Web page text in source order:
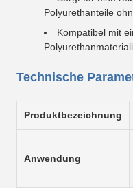
Polyurethanteile
Kompatibel mit
Technische
Produktbezeichnung
Anwendung